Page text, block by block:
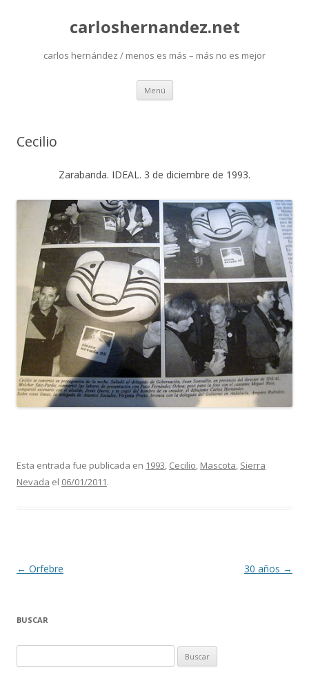
carloshernandez.net
carlos hernández / menos es más – más no es mejor
Menú Saltar
contenido
Cecilio
Zarabanda. IDEAL. 3 de diciembre de 1993.
Esta entrada fue publicada en 1993, Cecilio, Mascota, Sierra
Nevada el 06/01/2011.
Navegación
← Orfebre 30 años →
BUSCAR